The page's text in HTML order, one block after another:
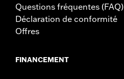
Questions fréquentes (FAQ)
Déclaration de conformité
Offres
FINANCEMENT